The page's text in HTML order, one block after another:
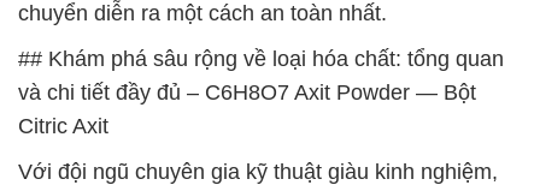
chuyển diễn ra một cách an toàn nhất.
## Khám phá sâu rộng về loại hóa chất: tổng quan
và chi tiết đầy đủ – C6H8O7 Axit Powder — Bột
Citric Axit
Với đội ngũ chuyên gia kỹ thuật giàu kinh nghiệm,